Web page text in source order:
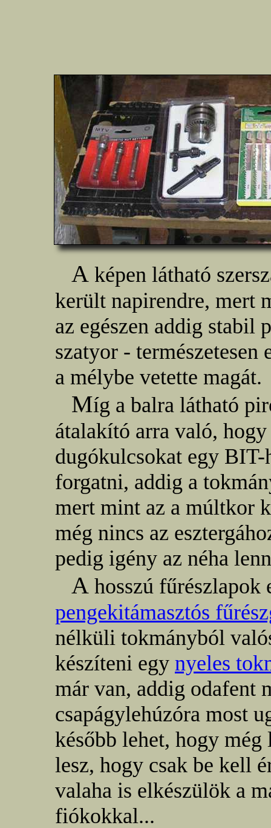
A képen látható
került napirendre, mert
az egészen addig stabil
szatyor - természetesen
a mélybe vetette magát.
Míg a balra látható
átalakító arra való,
dugókulcsokat egy
forgatni, addig a
mert mint az a múltkor
még nincs az
pedig igény az néha
A hosszú fűrészlapok
pengekitámasztós
nélküli tokmányból
készíteni egy nyeles
már van, addig odafent
csapágylehúzóra most
később lehet, hogy
lesz, hogy csak be kell
valaha is elkészülök a
fiókokkal...